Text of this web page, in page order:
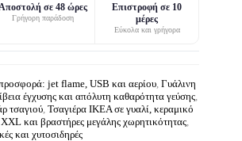
Αποστολή σε 48 ώρες
Γρήγορη παράδοση
Επιστροφή σε 10
μέρες
Εύκολα και γρήγορα
jet flame, USB και αερίου Γυάλινη
έγχυσης και απόλυτη καθαρότητα γεύσης
τσαγιού Τσαγιέρα IKEA σε γυαλί, κεραμικό
XXL και βραστήρες μεγάλης χωρητικότητας
και χυτοσιδηρές